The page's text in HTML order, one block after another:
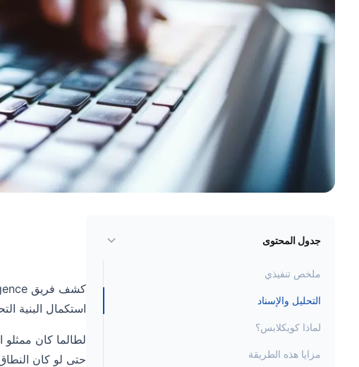
جدول المحتوى
ملخص تنفيذي
التحليل والإسناد
لماذا كويكلابس؟
مزايا هذه الطريقة
استكمال البنية
لطالما كان ممثلو
حتى لو كان